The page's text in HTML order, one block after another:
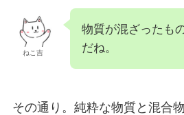
ねこ吉
物質が混ざったも
だね。
その通り。純粋な物質と混合